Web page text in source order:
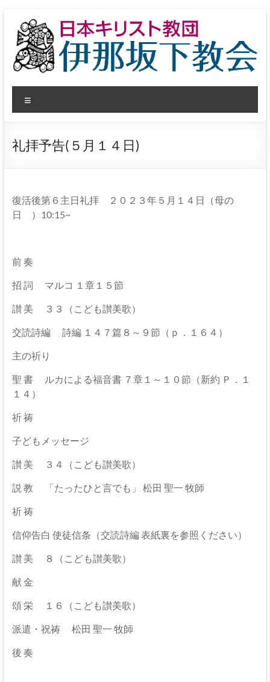
ス
ッ
日
本
キ
リ
ト
教
団
伊
那
坂
下
教
会
イ
エ
ス・
リ
ス
の
な
る
ニ
ー
礼拝予告(５月１４日)
復活後第６主日礼拝 ２０２３年５月１４日（母の
日 ）10:15~
前 奏
招 詞 マルコ １章１５節
讃 美 ３３（こども讃美歌）
交読詩編 詩編 １４７篇８～９節（ｐ．１６４）
主の祈り
聖 書 ルカによる福音書 ７章１～１０節（新約 Ｐ．１
１４）
祈 祷
子どもメッセージ
讃 美 ３４（こども讃美歌）
説 教 「たったひと言でも」 松田 聖一 牧師
祈 祷
信仰告白 使徒信条（交読詩編 表紙裏を参照ください）
讃 美 ８（こども讃美歌）
献 金
頌 栄 １６（こども讃美歌）
派遣・祝祷 松田 聖一 牧師
後 奏